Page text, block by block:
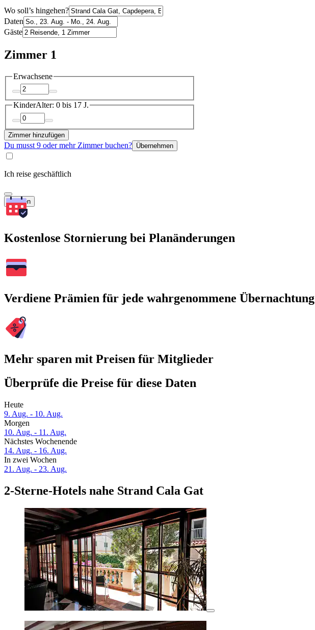
Wo soll’s hingehen?
Daten
Gäste
Zimmer 1
Erwachsene
KinderAlter: 0 bis 17 J.
Zimmer hinzufügen
Du musst 9 oder mehr Zimmer buchen? Übernehmen
Ich reise geschäftlich
Suchen
Kostenlose Stornierung bei Planänderungen
Verdiene Prämien für jede wahrgenommene Übernachtung
Mehr sparen mit Preisen für Mitglieder
Überprüfe die Preise für diese Daten
Heute
9. Aug. - 10. Aug.
Morgen
10. Aug. - 11. Aug.
Nächstes Wochenende
14. Aug. - 16. Aug.
In zwei Wochen
21. Aug. - 23. Aug.
2-Sterne-Hotels nahe Strand Cala Gat